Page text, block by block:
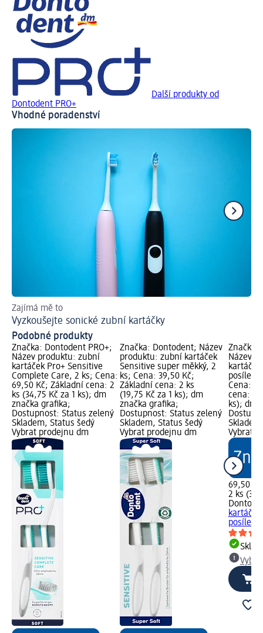
Další produkty od
Dontodent PRO+
Vhodné poradenství
Zajímá mě to
Vyzkoušejte sonické zubní kartáčky
Podobné produkty
Značka: Dontodent PRO+;
Název produktu: zubní
kartáček Pro+ Sensitive
Complete Care, 2 ks; Cena:
69,50 Kč; Základní cena: 2
ks (34,75 Kč za 1 ks); dm
značka grafika;
Dostupnost: Status zelený
Skladem, Status šedý
Vybrat prodejnu dm
Značka: Dontodent; Název
produktu: zubní kartáček
Sensitive super měkký, 2
ks; Cena: 39,50 Kč;
Základní cena: 2 ks
(19,75 Kč za 1 ks); dm
značka grafika;
Dostupnost: Status zelený
Skladem, Status šedý
Vybrat prodejnu dm
Značka:
Název
posílení
Cena:
cena: 2
ks); dm
Vybrat
69,50 Kč
2 ks
posílení